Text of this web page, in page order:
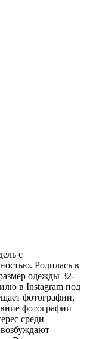
с
Родилась в
одежды 32-
в Instagram под
фотографии,
фотографии
среди